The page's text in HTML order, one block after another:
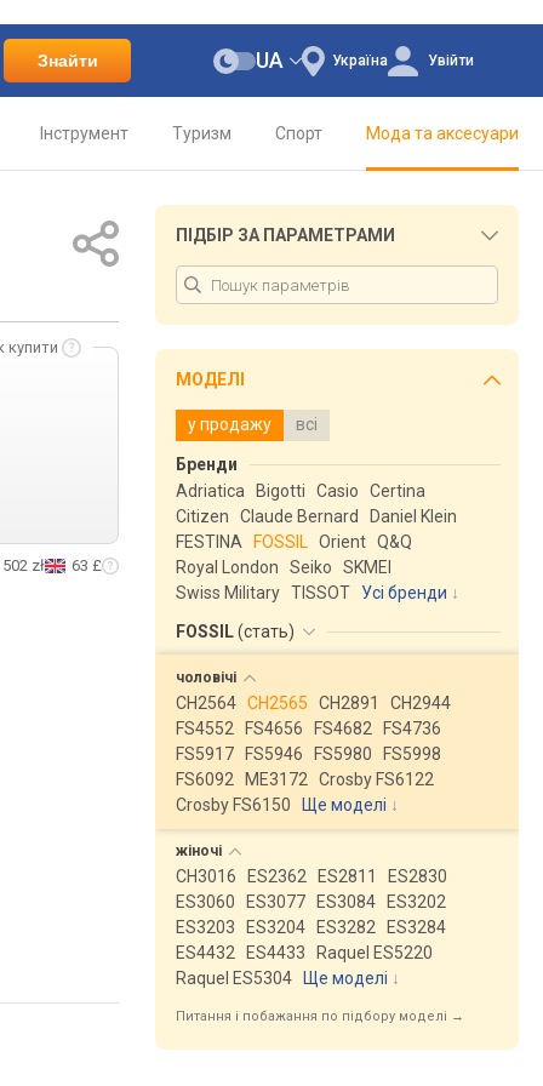
Знайти Україна
UA Увійти
Інструмент Туризм Спорт Мода та аксесуари
купити
502 zł 63 £
ПІДБІР ЗА ПАРАМЕТРАМИ
МОДЕЛІ
у продажу всі
Бренди
Adriatica
Bigotti Casio
Certina
Citizen
Claude Bernard
Daniel Klein
FESTINA
FOSSIL Orient Q&Q
Royal London
Seiko
SKMEI
Swiss Military TISSOT
Усі бренди
FOSSIL(стать)
чоловічі
CH2564 CH2565 CH2891
CH2944
FS4552
FS4656 FS4682
FS4736
FS5917
FS5946 FS5980
FS5998
FS6092
ME3172
Crosby FS6122
Crosby FS6150
Ще моделі ↓
жіночі
CH3016 ES2362 ES2811
ES2830
ES3060
ES3077 ES3084
ES3202
ES3203
ES3204 ES3282
ES3284
ES4432
ES4433
Raquel ES5220
Raquel ES5304
Ще моделі ↓
Питання і побажання по підбору моделі →